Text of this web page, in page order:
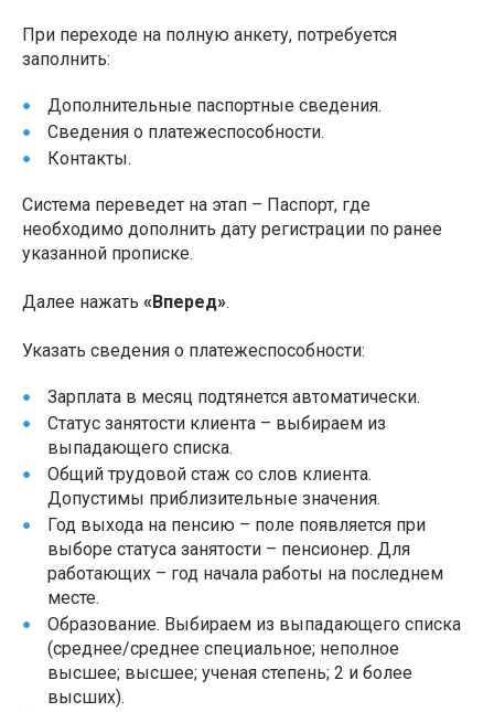
При переходе на полную анкету, потребуется
заполнить:
Дополнительные паспортные сведения.
Сведения о платежеспособности.
Контакты.
Система переведет на этап – Паспорт, где
необходимо дополнить дату регистрации по ранее
указанной прописке.
Далее нажать «Вперед».
Указать сведения о платежеспособности:
Зарплата в месяц подтянется автоматически.
Статус занятости клиента – выбираем из
выпадающего списка.
Общий трудовой стаж со слов клиента.
Допустимы приблизительные значения.
Год выхода на пенсию – поле появляется при
выборе статуса занятости – пенсионер. Для
работающих – год начала работы на последнем
месте.
Образование. Выбираем из выпадающего списка
(среднее/среднее специальное; неполное
высшее; высшее; ученая степень; 2 и более
высших).